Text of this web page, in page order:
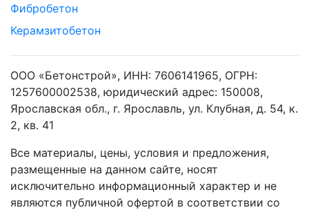
Фибробетон
Керамзитобетон
ООО «Бетонстрой», ИНН: 7606141965, ОГРН:
1257600002538, юридический адрес: 150008,
Ярославская обл., г. Ярославль, ул. Клубная, д. 54, к.
2, кв. 41
Все материалы, цены, условия и предложения,
размещенные на данном сайте, носят
исключительно информационный характер и не
являются публичной офертой в соответствии со